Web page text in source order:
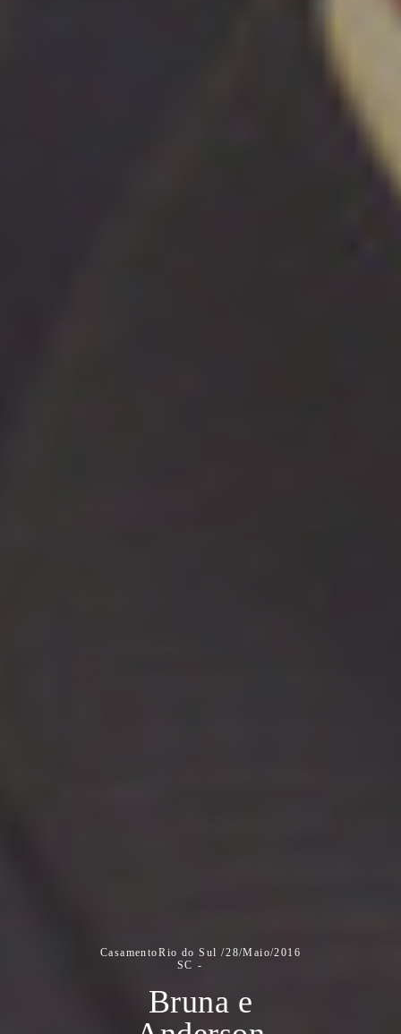
CasamentoRio do Sul /
SC
28/Maio/2016
Bruna e